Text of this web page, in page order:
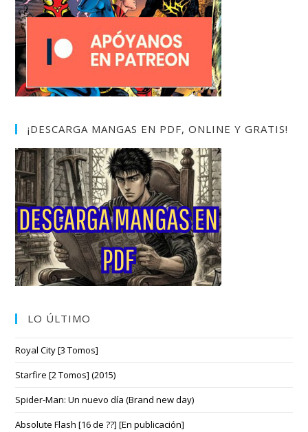
¡DESCARGA MANGAS EN PDF, ONLINE Y GRATIS!
LO ÚLTIMO
Royal City [3 Tomos]
Starfire [2 Tomos] (2015)
Spider-Man: Un nuevo día (Brand new day)
Absolute Flash [16 de ??] [En publicación]